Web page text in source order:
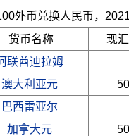
币兑换人民币，
货币名称
现
联酋迪拉姆
澳大利亚元
巴西雷亚尔
加拿大元